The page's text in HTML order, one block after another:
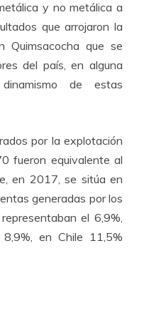
y no metálica a
que arrojaron la
Quimsacocha que se
del país, en alguna
de estas
por la explotación
fueron equivalente al
en 2017, se sitúa en
generadas por los
el 6,9%,
en Chile 11,5%